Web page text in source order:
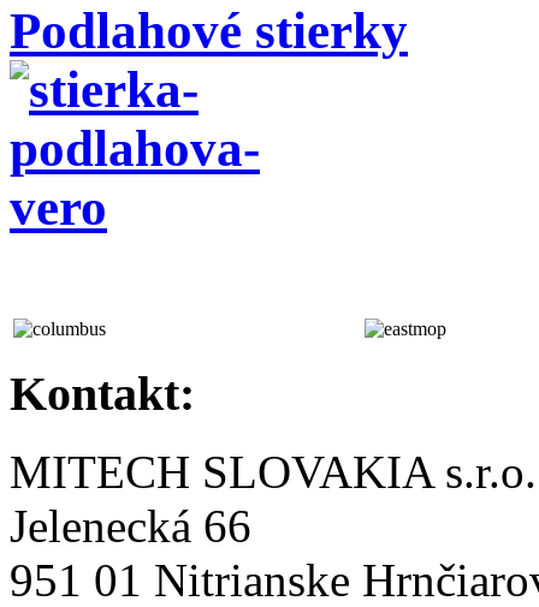
Podlahové stierky
Kontakt:
MITECH SLOVAKIA s.r.o.
Jelenecká 66
951 01 Nitrianske